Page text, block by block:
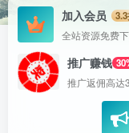
加入会员
全站资源免费
推广赚钱
推广返佣高达